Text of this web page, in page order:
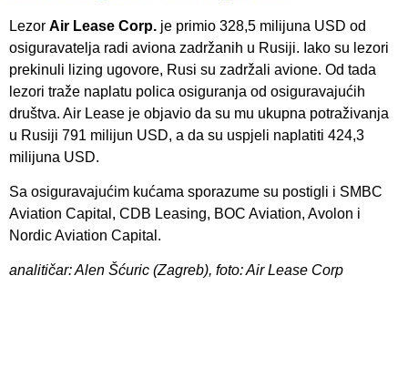
Lezor Air Lease Corp. je primio 328,5 milijuna USD od
osiguravatelja radi aviona zadržanih u Rusiji. Iako su lezori
prekinuli lizing ugovore, Rusi su zadržali avione. Od tada
lezori traže naplatu polica osiguranja od osiguravajućih
društva. Air Lease je objavio da su mu ukupna potraživanja
u Rusiji 791 milijun USD, a da su uspjeli naplatiti 424,3
milijuna USD.
Sa osiguravajućim kućama sporazume su postigli i SMBC
Aviation Capital, CDB Leasing, BOC Aviation, Avolon i
Nordic Aviation Capital.
analitičar: Alen Šćuric (Zagreb), foto: Air Lease Corp